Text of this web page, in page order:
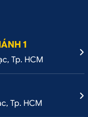
1
Tp. HCM
Tp. HCM